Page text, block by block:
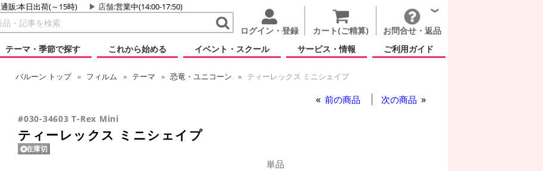
通販:本日出荷(～15時) 店舗:営業中(14:00-17:50)
ログイン・登録 カート(ご精算)
お問合せ・返品
テーマ・季節で探す
これから始める イベント・スクール サービス・情報 ご利用ガイド
バルーン トップ フィルム テーマ 恐竜・ユニコーン ティーレックス ミニシェイプ
前の商品 次の商品
#030-34603 T-Rex Mini
ティーレックス ミニシェイプ
在庫切
単品